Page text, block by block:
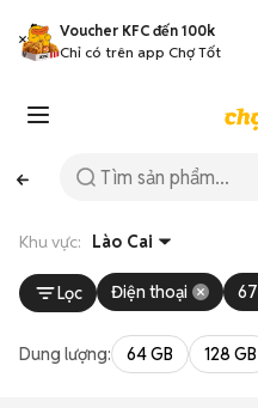
Voucher KFC đến 100k
Chỉ có trên app Chợ Tốt
Khu vực: Lào Cai
Lọc Điện thoại 67
Dung lượng: 64 GB 128 GB